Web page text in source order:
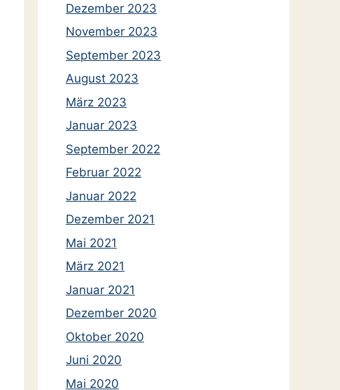
Dezember 2023
November 2023
September 2023
August 2023
März 2023
Januar 2023
September 2022
Februar 2022
Januar 2022
Dezember 2021
Mai 2021
März 2021
Januar 2021
Dezember 2020
Oktober 2020
Juni 2020
Mai 2020